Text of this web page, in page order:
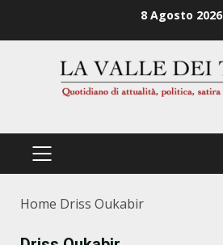
8 Agosto 2026
PRIMÄRES
Home Driss Oukabir